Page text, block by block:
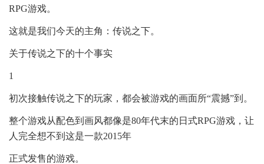
RPG游戏。
这就是我们今天的主角：传说之下。
关于传说之下的十个事实
1
初次接触传说之下的玩家，都会被游戏的画面所“震撼”到。
整个游戏从配色到画风都像是80年代末的日式RPG游戏，让
人完全想不到这是一款2015年
正式发售的游戏。